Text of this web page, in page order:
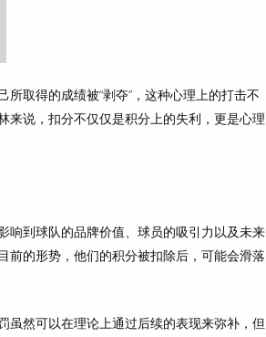
取得的成绩被“剥夺”，这种心理上的打击不
来说，扣分不仅仅是积分上的失利，更是心理
响到球队的品牌价值、球员的吸引力以及未来
前的形势，他们的积分被扣除后，可能会滑落
虽然可以在理论上通过后续的表现来弥补，但